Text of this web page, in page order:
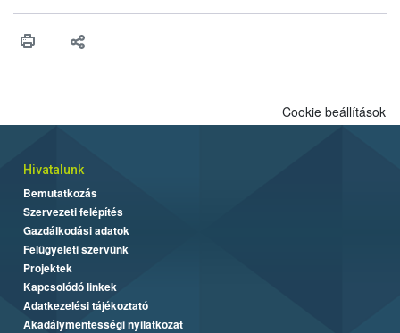
Cookie beállítások
Hivatalunk
Bemutatkozás
Szervezeti felépítés
Gazdálkodási adatok
Felügyeleti szervünk
Projektek
Kapcsolódó linkek
Adatkezelési tájékoztató
Akadálymentességi nyilatkozat